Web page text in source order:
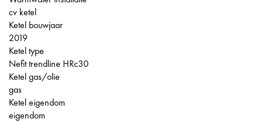
cv ketel
Ketel bouwjaar
2019
Ketel type
Nefit trendline HRc30
Ketel gas/olie
gas
Ketel eigendom
eigendom